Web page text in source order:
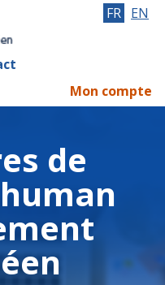
FR EN
Mon compte
de